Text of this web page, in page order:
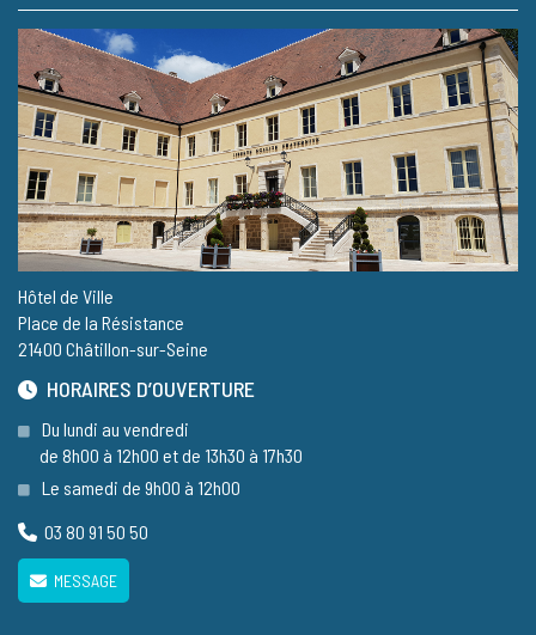
Hôtel de Ville
Place de la Résistance
21400 Châtillon-sur-Seine
HORAIRES D’OUVERTURE
Du lundi au vendredi
de 8h00 à 12h00 et de 13h30 à 17h30
Le samedi de 9h00 à 12h00
03 80 91 50 50
MESSAGE